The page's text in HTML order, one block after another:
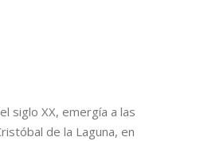
siglo XX, emergía a las
de la Laguna, en